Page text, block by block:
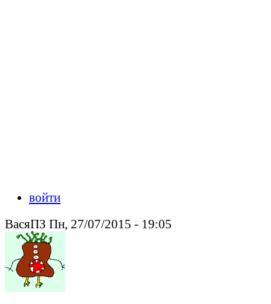
войти
ВасяПЗ Пн, 27/07/2015 - 19:05